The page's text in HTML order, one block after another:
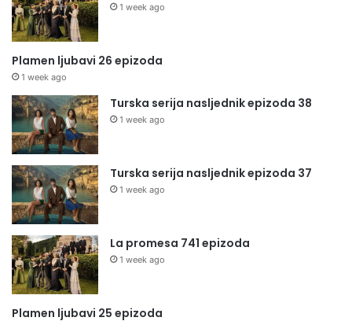
1 week ago
Plamen ljubavi 26 epizoda
1 week ago
Turska serija nasljednik epizoda 38
1 week ago
Turska serija nasljednik epizoda 37
1 week ago
La promesa 741 epizoda
1 week ago
Plamen ljubavi 25 epizoda